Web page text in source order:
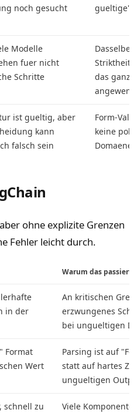
noch gesucht
gueltige"
Modelle
fuer nicht
Schritte
Dasselbe
das
ist gueltig, aber
kann
falsch sein
Form-
keine
ohne explizite Grenzen
Fehler leicht durch.
Warum das passiert
in der
An kritischen
erzwungenes
bei ungueltigen
Format
Wert
Parsing ist auf
statt auf hartes
ungueltigen
schnell zu
Viele